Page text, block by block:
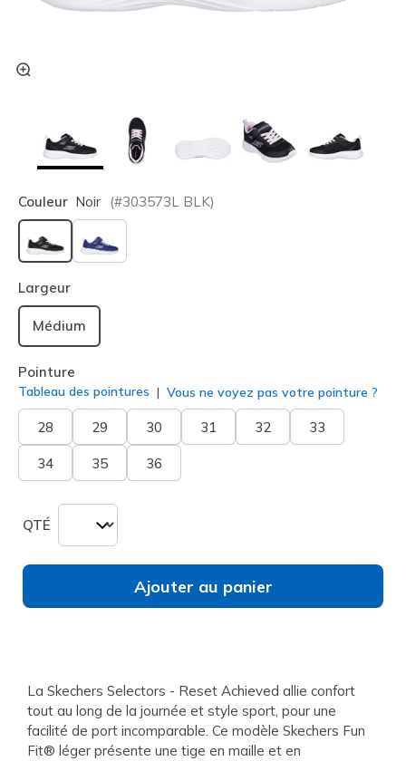
Couleur Noir (#303573L BLK)
sélectionné
Largeur
Médium
Pointure
Tableau des pointures Vous ne voyez pas votre pointure ?
28 29 30 31 32 33
34 35 36
QTÉ
Ajouter au panier
La Skechers Selectors - Reset Achieved allie confort
tout au long de la journée et style sport, pour une
facilité de port incomparable. Ce modèle Skechers Fun
Fit® léger présente une tige en maille et en